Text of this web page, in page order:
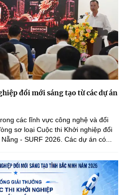
đổi mới sáng tạo từ các dự án
các lĩnh vực công nghệ và đổi
sơ loại Cuộc thi Khởi nghiệp đổi
- SURF 2026. Các dự án có...